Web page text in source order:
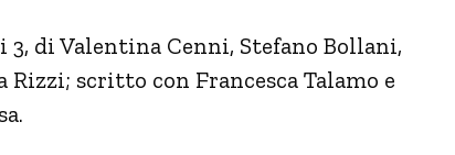
di Valentina Cenni, Stefano Bollani,
Rizzi; scritto con Francesca Talamo e